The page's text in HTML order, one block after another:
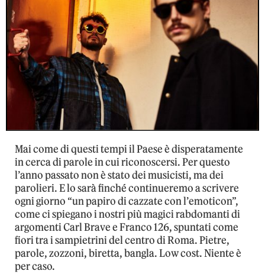
Mai come di questi tempi il Paese è disperatamente
in cerca di parole in cui riconoscersi. Per questo
l’anno passato non è stato dei musicisti, ma dei
parolieri. E lo sarà finché continueremo a scrivere
ogni giorno “un papiro di cazzate con l’emoticon”,
come ci spiegano i nostri più magici rabdomanti di
argomenti Carl Brave e Franco 126, spuntati come
fiori tra i sampietrini del centro di Roma. Pietre,
parole, zozzoni, biretta, bangla. Low cost. Niente è
per caso.